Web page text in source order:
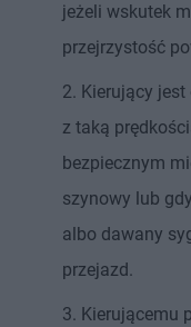
jeżeli wskutek
przejrzystość
2. Kierujący
z taką
bezpiecznym
szynowy lub
albo dawany
przejazd.
3. Kierującemu